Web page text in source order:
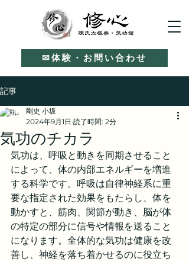
✉体験・お問い合わせ
記事
気功のチカラ
剛史 小坂
2024年9月1日 読了時間: 2分
気功は、呼吸と動きを同期させること
によって、体の内部エネルギーを増進
する科学です。呼吸は自律神経系に重
要な指定された効果をもたらし、体を
動かすと、筋肉、関節が動き、脳が体
の特定の部分に信号や情報を送ること
になります。全体的な気功は健康を改
善し、神経を落ち着かせるのに役立ち